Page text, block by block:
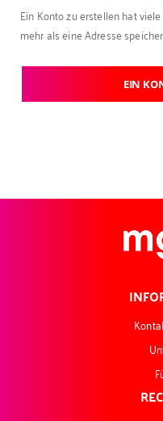
Ein Konto zu erstellen hat
mehr als eine Adresse
EIN